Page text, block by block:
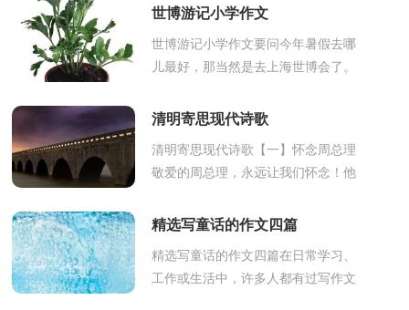
市以前可没有这么的繁荣、昌盛。在
世博游记小学作文
世博游记小学作文要问今年暑假去哪
儿最好，那当然是去上海世博会了。
但那次时间紧迫也没多看什么就回来
清明寄思现代诗歌
清明寄思现代诗歌【一】怀念周总理
敬爱的周总理，永远让我们怀念！他
善良人们的崎岖之路，照出巧取豪夺
精选写童话的作文四篇
精选写童话的作文四篇在日常学习、
工作或生活中，许多人都有过写作文